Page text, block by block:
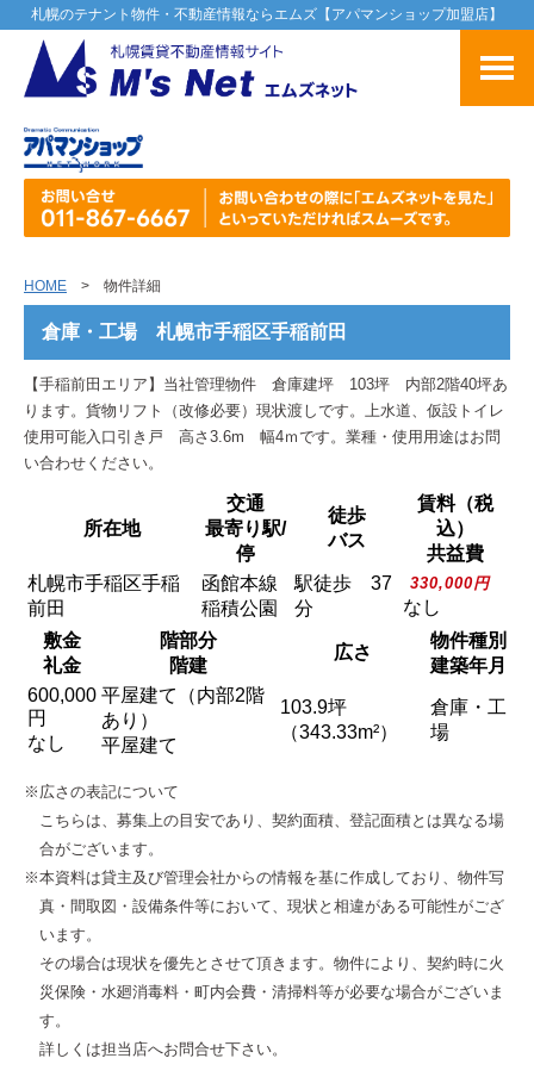
札幌のテナント物件・不動産情報ならエムズ【アパマンショップ加盟店】
HOME > 物件詳細
倉庫・工場 札幌市手稲区手稲前田
【手稲前田エリア】当社管理物件 倉庫建坪 103坪 内部2階40坪あ
ります。貨物リフト（改修必要）現状渡しです。上水道、仮設トイレ
使用可能入口引き戸 高さ3.6m 幅4ｍです。業種・使用用途はお問
い合わせください。
所在地
交通
最寄り駅/
停
徒歩
バス
賃料（税
込）
共益費
札幌市手稲区手稲
前田
函館本線
稲積公園
駅徒歩 37
分
330,000円
なし
敷金
礼金
階部分
階建
広さ
物件種別
建築年月
600,000
円
なし
平屋建て（内部2階
あり）
平屋建て
103.9坪
（343.33m²）
倉庫・工
場
※広さの表記について
こちらは、募集上の目安であり、契約面積、登記面積とは異なる場
合がございます。
※本資料は貸主及び管理会社からの情報を基に作成しており、物件写
真・間取図・設備条件等において、現状と相違がある可能性がござ
います。
その場合は現状を優先とさせて頂きます。物件により、契約時に火
災保険・水廻消毒料・町内会費・清掃料等が必要な場合がございま
す。
詳しくは担当店へお問合せ下さい。